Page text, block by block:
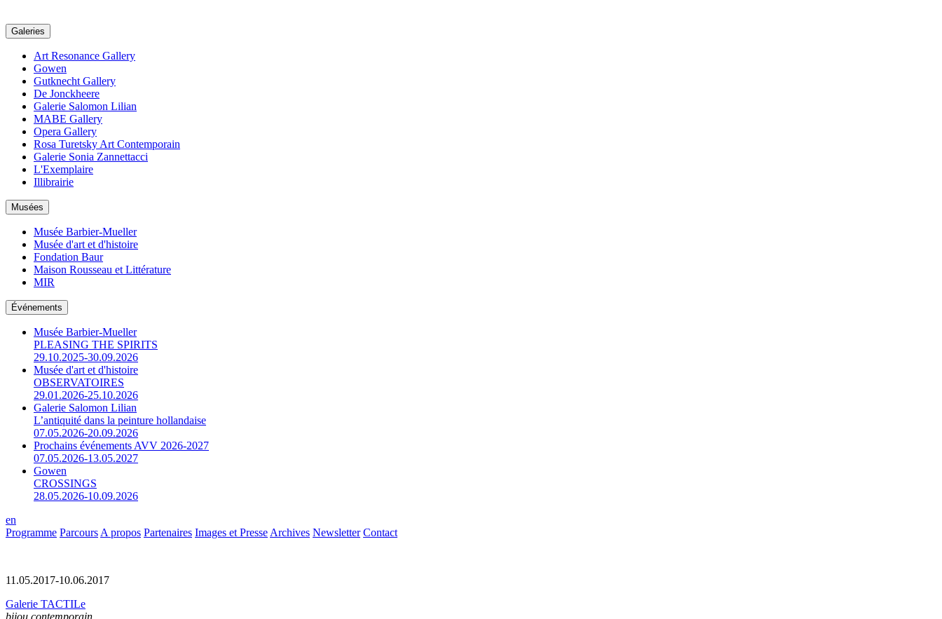
Galeries
Art Resonance Gallery
Gowen
Gutknecht Gallery
De Jonckheere
Galerie Salomon Lilian
MABE Gallery
Opera Gallery
Rosa Turetsky Art Contemporain
Galerie Sonia Zannettacci
L'Exemplaire
Illibrairie
Musées
Musée Barbier-Mueller
Musée d'art et d'histoire
Fondation Baur
Maison Rousseau et Littérature
MIR
Événements
Musée Barbier-Mueller
PLEASING THE SPIRITS
29.10.2025-30.09.2026
Musée d'art et d'histoire
OBSERVATOIRES
29.01.2026-25.10.2026
Galerie Salomon Lilian
L’antiquité dans la peinture hollandaise
07.05.2026-20.09.2026
Prochains événements AVV 2026-2027
07.05.2026-13.05.2027
Gowen
CROSSINGS
28.05.2026-10.09.2026
en
Programme Parcours A propos Partenaires Images et Presse Archives Newsletter Contact
11.05.2017-10.06.2017
Galerie TACTILe
bijou contemporain